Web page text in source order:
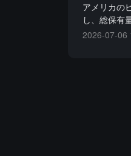
アメリカの
し、総保有
2026-07-06